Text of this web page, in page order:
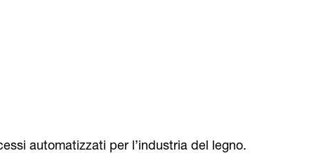
automatizzati per l’industria del legno.